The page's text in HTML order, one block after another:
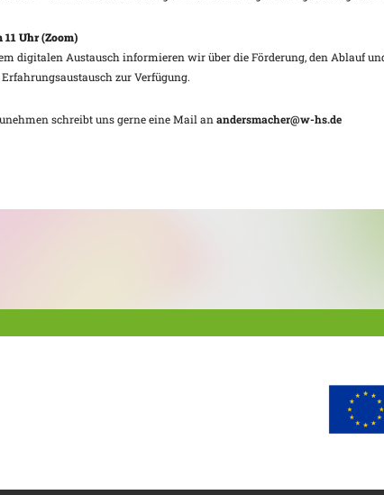
11 Uhr (Zoom)
digitalen Austausch informieren wir über die Förderung, den Ablauf
zur Verfügung.
schreibt uns gerne eine Mail anandersmacher@w-hs.de